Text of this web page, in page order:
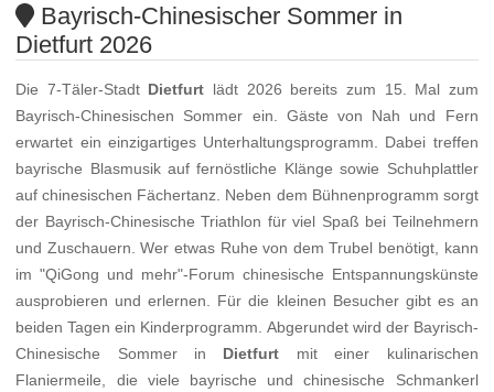
Bayrisch-Chinesischer Sommer in
Dietfurt 2026
Die 7-Täler-Stadt Dietfurt lädt 2026 bereits zum 15. Mal zum
Bayrisch-Chinesischen Sommer ein. Gäste von Nah und Fern
erwartet ein einzigartiges Unterhaltungsprogramm. Dabei treffen
bayrische Blasmusik auf fernöstliche Klänge sowie Schuhplattler
auf chinesischen Fächertanz. Neben dem Bühnenprogramm sorgt
der Bayrisch-Chinesische Triathlon für viel Spaß bei Teilnehmern
und Zuschauern. Wer etwas Ruhe von dem Trubel benötigt, kann
im "QiGong und mehr"-Forum chinesische Entspannungskünste
ausprobieren und erlernen. Für die kleinen Besucher gibt es an
beiden Tagen ein Kinderprogramm. Abgerundet wird der Bayrisch-
Chinesische Sommer in Dietfurt mit einer kulinarischen
Flaniermeile, die viele bayrische und chinesische Schmankerl